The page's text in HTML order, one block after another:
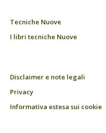
Tecniche Nuove
I libri tecniche Nuove
Disclaimer e note legali
Privacy
Informativa estesa sui cookie